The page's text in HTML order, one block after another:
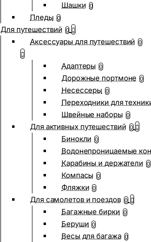
Шашки 0
Пледы 0
Для путешествий 0
Аксессуары для путешествий 0
Адаптеры 0
Дорожные портмоне 0
Несессеры 0
Переходники для
Швейные наборы 0
Для активных путешествий 0
Бинокли 0
Водонепроницаемые
Карабины и держатели 0
Компасы 0
Фляжки 0
Для самолетов и поездов 0
Багажные бирки 0
Беруши 0
Весы для багажа 0